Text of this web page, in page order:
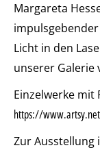
Margareta
Licht in den
unserer Galerie
Einzelwerke mit
https://
Zur Ausstellung